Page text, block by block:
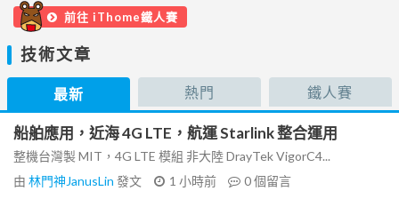
前往 iThome鐵人賽
技術文章
最新 熱門 鐵人賽
船舶應用，近海 4G LTE，航運 Starlink 整合運用
整機台灣製 MIT，4G LTE 模組 非大陸 DrayTek VigorC4...
由 林門神JanusLin 發文 1 小時前 0個留言